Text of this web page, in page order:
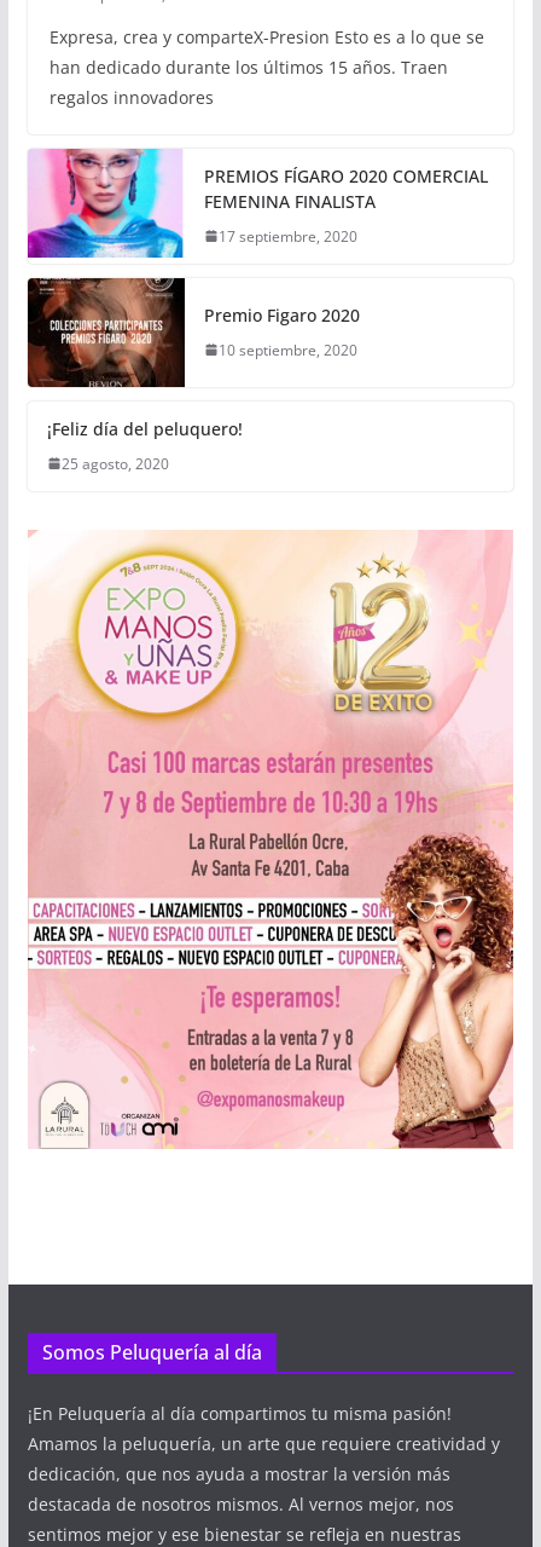
Expresa, crea y comparteX-Presion Esto es a lo que se
han dedicado durante los últimos 15 años. Traen
regalos innovadores
PREMIOS FÍGARO 2020 COMERCIAL
FEMENINA FINALISTA
17 septiembre, 2020
Premio Figaro 2020
10 septiembre, 2020
¡Feliz día del peluquero!
25 agosto, 2020
Somos Peluquería al día
¡En Peluquería al día compartimos tu misma pasión!
Amamos la peluquería, un arte que requiere creatividad y
dedicación, que nos ayuda a mostrar la versión más
destacada de nosotros mismos. Al vernos mejor, nos
sentimos mejor y ese bienestar se refleja en nuestras